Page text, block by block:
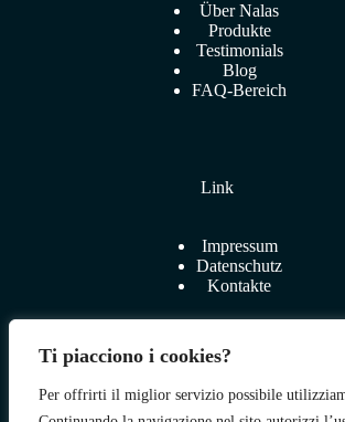
Ti piacciono i cookies?
Per offrirti il miglior servizio possibile
Über Nalas
Produkte
Testimonials
Blog
FAQ-Bereich
Link
Impressum
Datenschutz
Kontakte
Zum Shop